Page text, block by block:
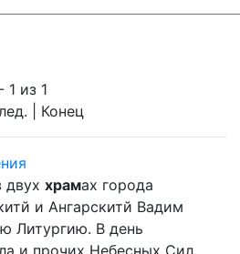
1 из 1
| Конец
двух храмах города
и Ангарскитй Вадим
Литургию. В день
и прочих Небесных Сил